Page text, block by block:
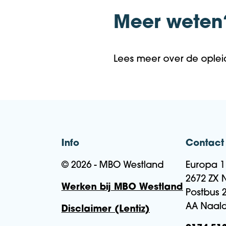
Meer
Lees meer over de
Info
© 2026 - MBO Westland
Werken bij MBO Westland
Disclaimer (Lentiz)
Contact
Europa 1
2672 ZX
Postbus
AA